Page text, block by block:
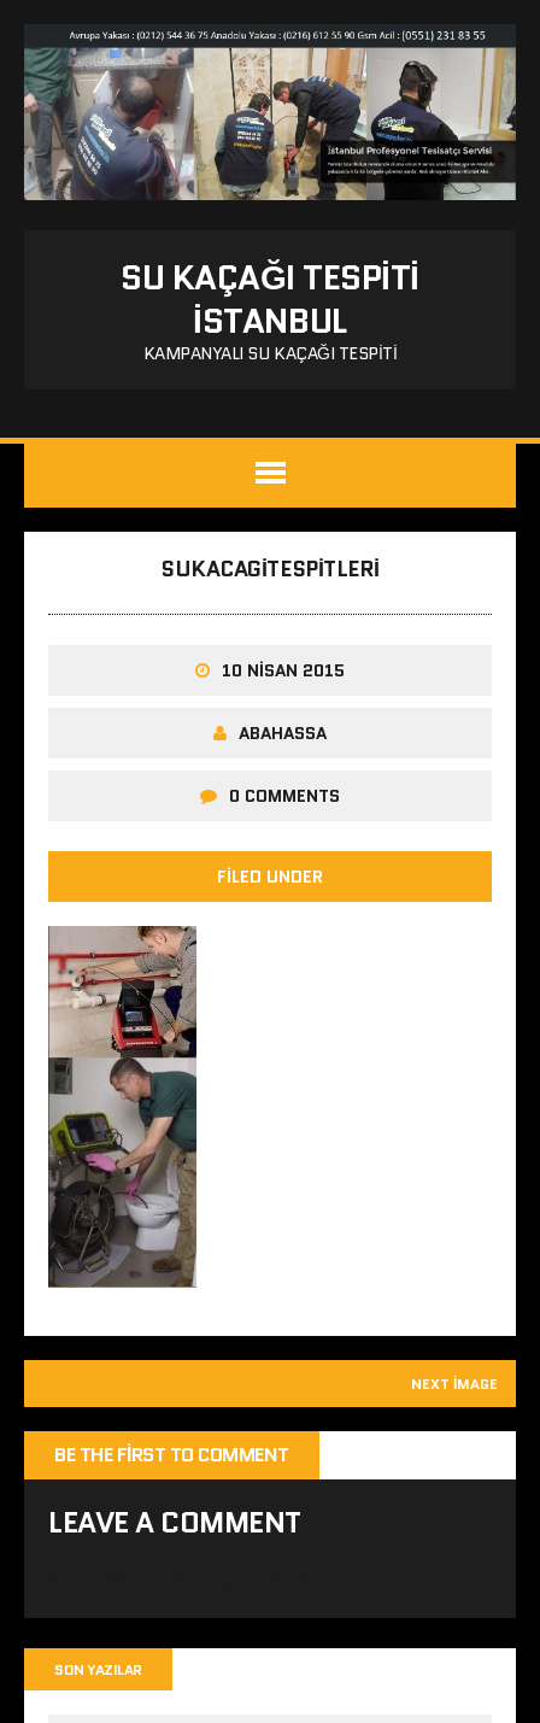
SU KAÇAĞI TESPITI
İSTANBUL
KAMPANYALI SU KAÇAĞI TESPITI
SUKACAGITESPITLERI
10 NISAN 2015
ABAHASSA
0 COMMENTS
FILED UNDER
NEXT IMAGE
BE THE FIRST TO COMMENT
LEAVE A COMMENT
SON YAZILAR